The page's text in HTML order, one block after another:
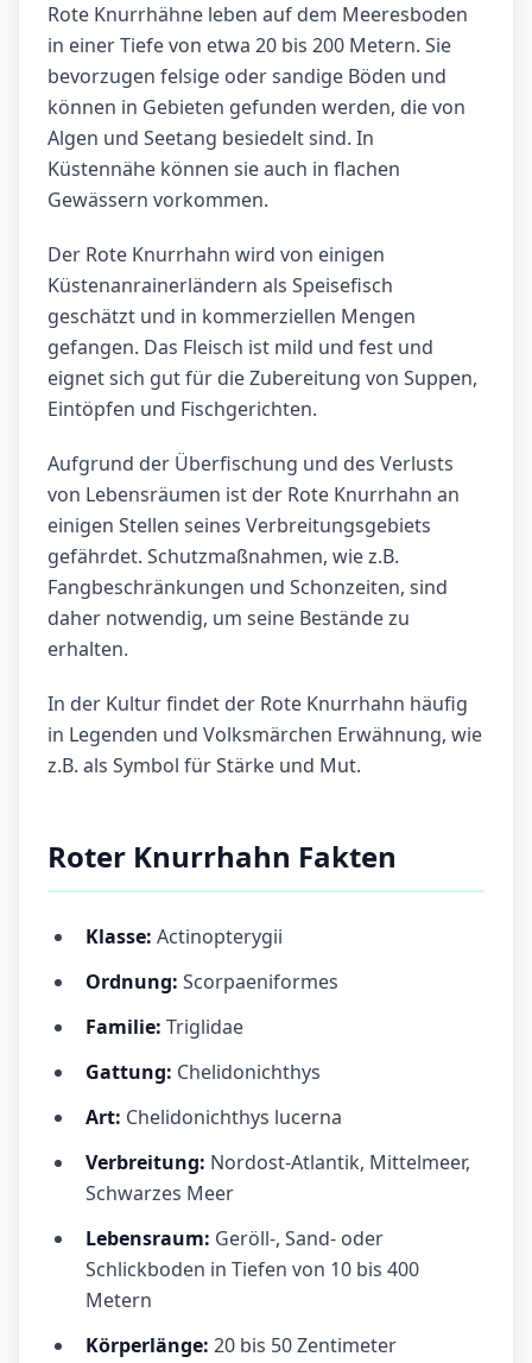
Rote Knurrhähne leben auf dem Meeresboden
in einer Tiefe von etwa 20 bis 200 Metern. Sie
bevorzugen felsige oder sandige Böden und
können in Gebieten gefunden werden, die von
Algen und Seetang besiedelt sind. In
Küstennähe können sie auch in flachen
Gewässern vorkommen.
Der Rote Knurrhahn wird von einigen
Küstenanrainerländern als Speisefisch
geschätzt und in kommerziellen Mengen
gefangen. Das Fleisch ist mild und fest und
eignet sich gut für die Zubereitung von Suppen,
Eintöpfen und Fischgerichten.
Aufgrund der Überfischung und des Verlusts
von Lebensräumen ist der Rote Knurrhahn an
einigen Stellen seines Verbreitungsgebiets
gefährdet. Schutzmaßnahmen, wie z.B.
Fangbeschränkungen und Schonzeiten, sind
daher notwendig, um seine Bestände zu
erhalten.
In der Kultur findet der Rote Knurrhahn häufig
in Legenden und Volksmärchen Erwähnung, wie
z.B. als Symbol für Stärke und Mut.
Roter Knurrhahn Fakten
Klasse: Actinopterygii
Ordnung: Scorpaeniformes
Familie: Triglidae
Gattung: Chelidonichthys
Art: Chelidonichthys lucerna
Verbreitung: Nordost-Atlantik, Mittelmeer,
Schwarzes Meer
Lebensraum: Geröll-, Sand- oder
Schlickboden in Tiefen von 10 bis 400
Metern
Körperlänge: 20 bis 50 Zentimeter